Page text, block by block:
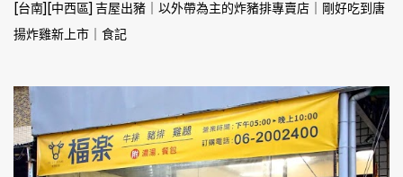
[台南][中西區] 吉屋出豬｜以外帶為主的炸豬排專賣店｜剛好吃到唐
揚炸雞新上市｜食記